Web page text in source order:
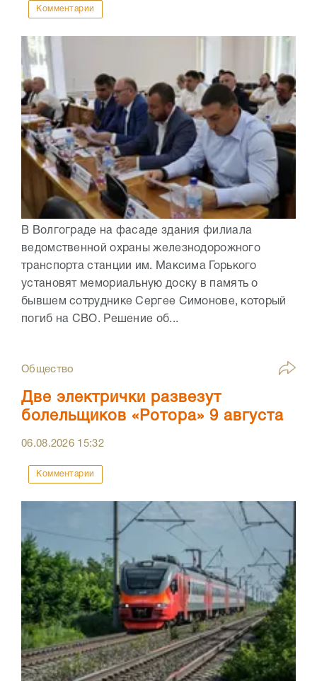
Комментарии
В Волгограде на фасаде здания филиала
ведомственной охраны железнодорожного
транспорта станции им. Максима Горького
установят мемориальную доску в память о
бывшем сотруднике Сергее Симонове, который
погиб на СВО. Решение об...
Общество
Две электрички развезут
болельщиков «Ротора» 9 августа
06.08.2026 15:32
Комментарии